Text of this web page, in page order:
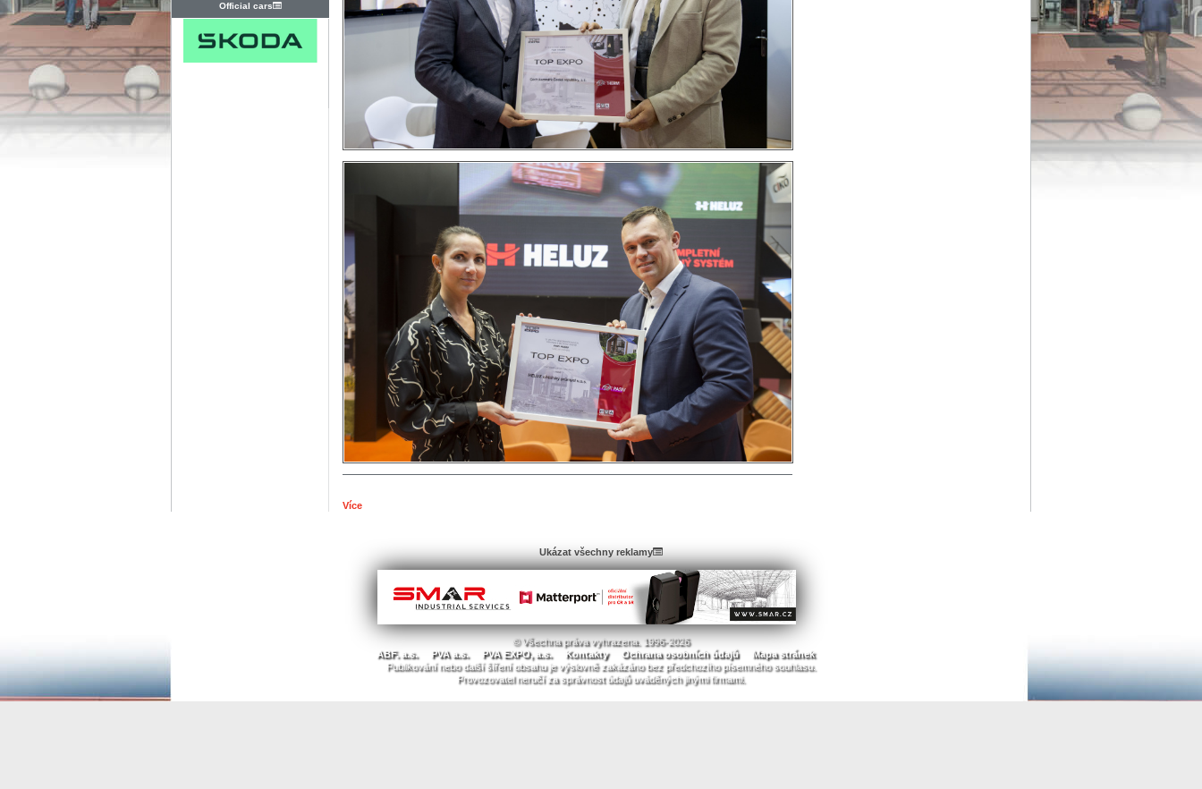
Official cars
Více
Ukázat všechny reklamy
© Všechna práva vyhrazena. 1996-2026
ABF. a.s.
PVA a.s. PVA EXPO, a.s. Kontakty Ochrana osobních údajů
Mapa stránek
Publikování nebo další šíření obsahu je výslovně zakázáno bez předchozího písemného souhlasu.
Provozovatel neručí za správnost údajů uváděných jinými firmami.